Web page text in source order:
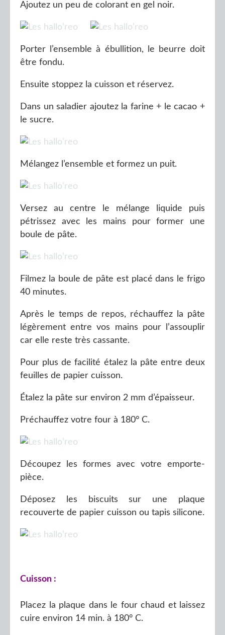
Ajoutez un peu de colorant en gel noir.
Porter l’ensemble à ébullition, le beurre doit
être fondu.
Ensuite stoppez la cuisson et réservez.
Dans un saladier ajoutez la farine + le cacao +
le sucre.
Mélangez l’ensemble et formez un puit.
Versez au centre le mélange liquide puis
pétrissez avec les mains pour former une
boule de pâte.
Filmez la boule de pâte est placé dans le frigo
40 minutes.
Après le temps de repos, réchauffez la pâte
légèrement entre vos mains pour l’assouplir
car elle reste très cassante.
Pour plus de facilité étalez la pâte entre deux
feuilles de papier cuisson.
Étalez la pâte sur environ 2 mm d’épaisseur.
Préchauffez votre four à 180° C.
Découpez les formes avec votre emporte-
pièce.
Déposez les biscuits sur une plaque
recouverte de papier cuisson ou tapis silicone.
Cuisson :
Placez la plaque dans le four chaud et laissez
cuire environ 14 min. à 180° C.